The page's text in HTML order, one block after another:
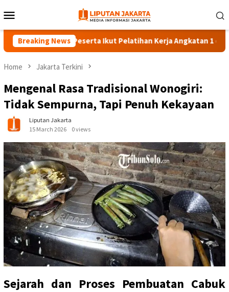
to
Menu
Breaking News
140 Peserta Ikut Pelatihan Kerja Angkatan 1 di PPKD
Home Jakarta Terkini
Mengenal Rasa Tradisional Wonogiri:
Tidak Sempurna, Tapi Penuh Kekayaan
Liputan Jakarta
15 March 2026
0 views
Sejarah dan Proses Pembuatan Cabuk